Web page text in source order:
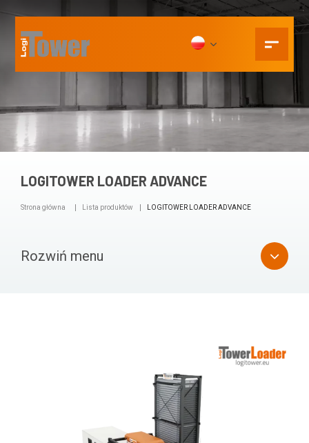
LOGITOWER LOADER ADVANCE
Strona główna Lista produktów LOGITOWER LOADER ADVANCE
Rozwiń menu